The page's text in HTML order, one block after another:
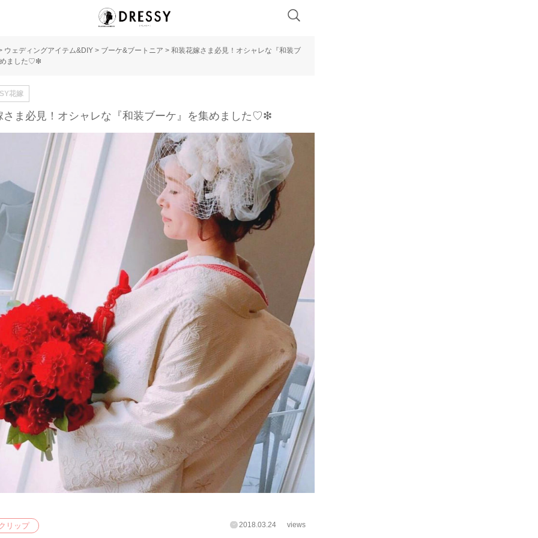
ウェディングアイテム&DIY > ブーケ&ブートニア > 和装花嫁さま必見！オシャレな『和装ブ
ました♡❇︎
花嫁
さま必見！オシャレな『和装ブーケ』を集めました♡❇︎
リップ 2018.03.24 views